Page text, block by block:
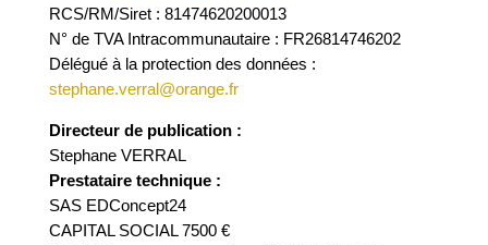
RCS/RM/Siret : 81474620200013
N° de TVA Intracommunautaire : FR26814746202
Délégué à la protection des données :
stephane.verral@orange.fr
Directeur de publication :
Stephane VERRAL
Prestataire technique :
SAS EDConcept24
CAPITAL SOCIAL 7500 €